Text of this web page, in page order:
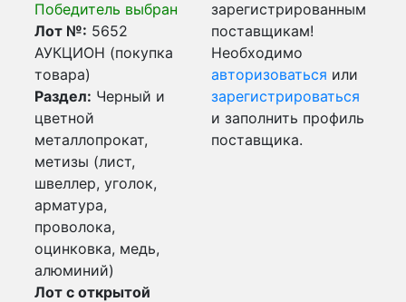
Победитель выбран
Лот №: 5652
АУКЦИОН (покупка
товара)
Раздел: Черный и
цветной
металлопрокат,
метизы (лист,
швеллер, уголок,
арматура,
проволока,
оцинковка, медь,
алюминий)
Лот с открытой
зарегистрированным
поставщикам!
Необходимо
авторизоваться или
зарегистрироваться
и заполнить профиль
поставщика.